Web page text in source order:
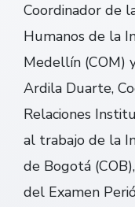
Coordinador de
Humanos de la
Medellín (COM)
Ardila Duarte,
Relaciones
al trabajo de la
de Bogotá
del Examen